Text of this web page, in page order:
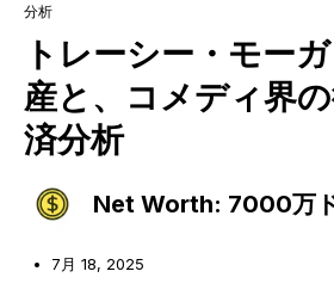
分析
トレーシー・モー
産と、コメディ界
済分析
Net Worth: 7000万
7月 18, 2025